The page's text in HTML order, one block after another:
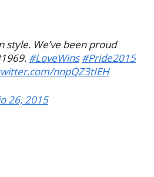
style. We’ve been proud
#LoveWins #Pride2015
nnpQZ3tIEH
26, 2015